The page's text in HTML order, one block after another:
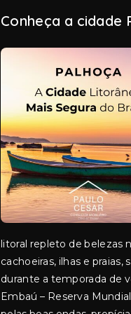
Conheça a cidade
litoral repleto de belezas
cachoeiras, ilhas e
durante a temporada de
Embaú – Reserva